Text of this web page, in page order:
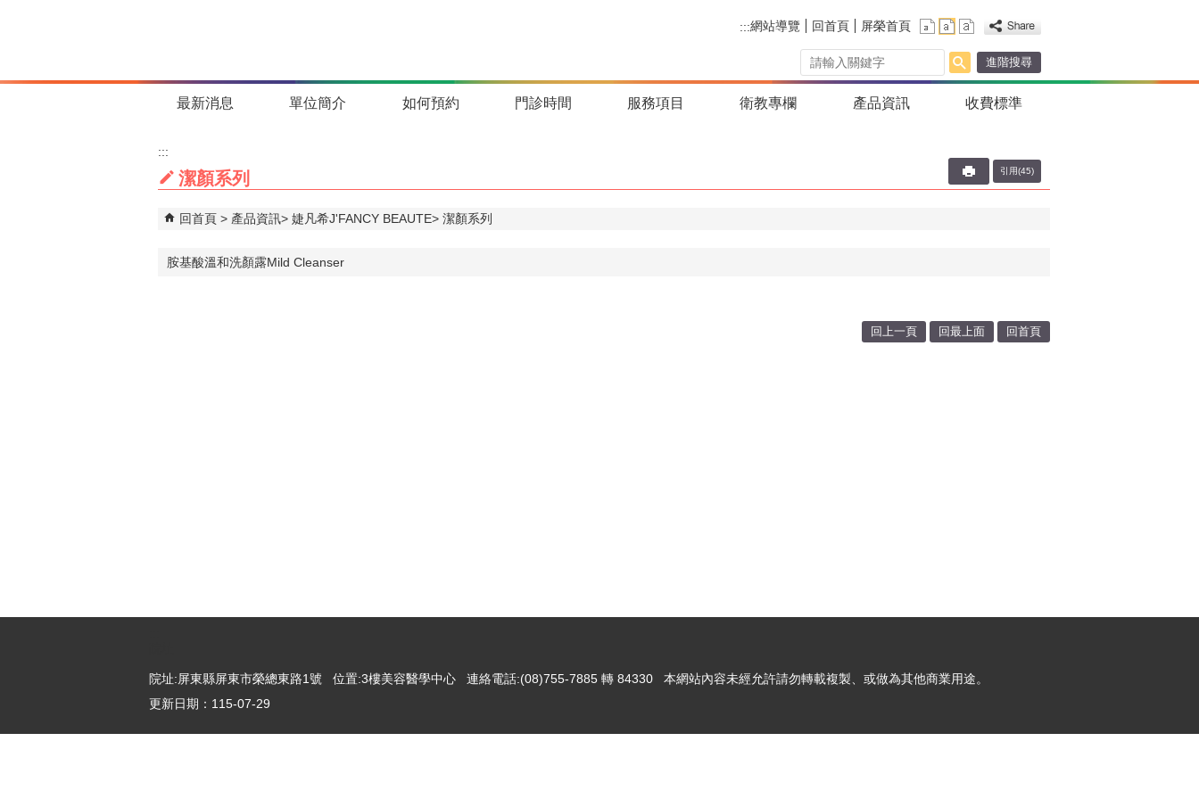
:::網站導覽 回首頁 屏榮首頁
進階搜尋
最新消息 單位簡介 如何預約 門診時間 服務項目 衛教專欄 產品資訊 收費標準
:::
潔顏系列 引用(45)
回首頁 產品資訊 婕凡希J'FANCY BEAUTE 潔顏系列
胺基酸溫和洗顏露Mild Cleanser
回上一頁 回最上面 回首頁
院址:屏東縣屏東市榮總東路1號 位置:3樓美容醫學中心 連絡電話:(08)755-7885 轉 84330 本網站內容未經允許請勿轉載複製、或做為其他商業用途。
更新日期： 115-07-29